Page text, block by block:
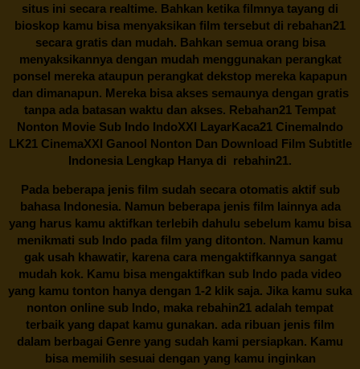
situs ini secara realtime. Bahkan ketika filmnya tayang di
bioskop kamu bisa menyaksikan film tersebut di rebahan21
secara gratis dan mudah. Bahkan semua orang bisa
menyaksikannya dengan mudah menggunakan perangkat
ponsel mereka ataupun perangkat dekstop mereka kapapun
dan dimanapun. Mereka bisa akses semaunya dengan gratis
tanpa ada batasan waktu dan akses. Rebahan21 Tempat
Nonton Movie Sub Indo IndoXXI LayarKaca21 CinemaIndo
LK21 CinemaXXI Ganool Nonton Dan Download Film Subtitle
Indonesia Lengkap Hanya di rebahin21.
Pada beberapa jenis film sudah secara otomatis aktif sub
bahasa Indonesia. Namun beberapa jenis film lainnya ada
yang harus kamu aktifkan terlebih dahulu sebelum kamu bisa
menikmati sub Indo pada film yang ditonton. Namun kamu
gak usah khawatir, karena cara mengaktifkannya sangat
mudah kok. Kamu bisa mengaktifkan sub Indo pada video
yang kamu tonton hanya dengan 1-2 klik saja. Jika kamu suka
nonton online sub Indo, maka rebahin21 adalah tempat
terbaik yang dapat kamu gunakan. ada ribuan jenis film
dalam berbagai Genre yang sudah kami persiapkan. Kamu
bisa memilih sesuai dengan yang kamu inginkan